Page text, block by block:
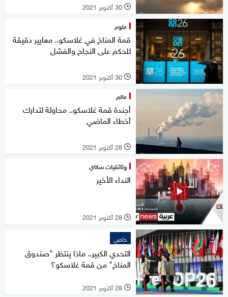
l 30 أكتوبر 2021
علوم
قمة المناخ في غلاسكو.. معايير دقيقة
للحكم على النجاح والفشل
l 30 أكتوبر 2021
عالم
أجندة قمة غلاسكو.. محاولة لتدارك
أخطاء الماضي
l 28 أكتوبر 2021
وثائقيات سكاي
النداء الأخير
l 28 أكتوبر 2021
خاص
التحدي الكبير.. ماذا ينتظر "صندوق
المناخ" من قمة غلاسكو؟
l 28 أكتوبر 2021